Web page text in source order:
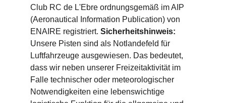
Club RC de L'Ebre ordnungsgemäß im AIP
(Aeronautical Information Publication) von
ENAIRE registriert. Sicherheitshinweis:
Unsere Pisten sind als Notlandefeld für
Luftfahrzeuge ausgewiesen. Das bedeutet,
dass wir neben unserer Freizeitaktivität im
Falle technischer oder meteorologischer
Notwendigkeiten eine lebenswichtige